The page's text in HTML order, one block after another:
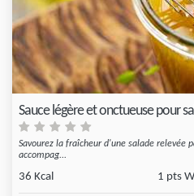
Sauce légère et onctueuse pour
Savourez la fraîcheur d'une salade relevée
accompag...
36 Kcal 1 pts